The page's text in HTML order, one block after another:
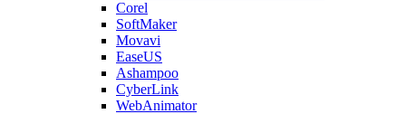
Corel
SoftMaker
Movavi
EaseUS
Ashampoo
CyberLink
WebAnimator